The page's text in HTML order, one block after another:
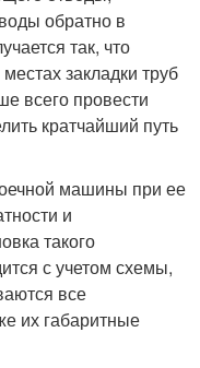
обратно в
так, что
закладки труб
всего провести
кратчайший путь
машины при ее
и
такого
с учетом схемы,
все
их габаритные